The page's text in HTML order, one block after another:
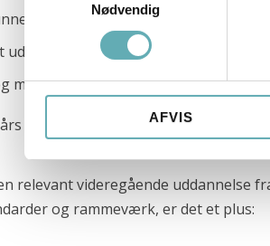
Nødvendig
AFVIS
forstå, hvad forretningen har
udarbejde standarder (en fordel –
mundtligt dansk og engelsk
erfaring er ikke afgørende for
relevant videregående uddannelse
og rammeværk, er det et plus:
Airlines